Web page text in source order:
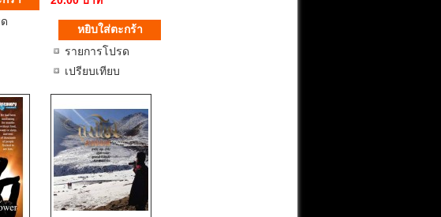
รายการโปรด
เปรียบเทียบ